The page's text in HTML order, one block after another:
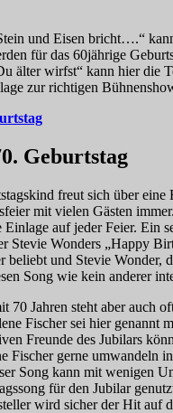
und Eisen bricht….“
für das 60jährige
älter wirfst“ kann hier die
zur richtigen
Geburtstag
freut sich über eine
mit vielen Gästen
auf jeder Feier. Ein
Stevie Wonders „Happy
beliebt und Stevie Wonder,
Song wie kein anderer
70 Jahren steht aber auch
Fischer sei hier genannt
Freunde des Jubilars
Fischer gerne umwandeln
Song kann mit wenigen
für den Jubilar
wird sicher der Hit auf